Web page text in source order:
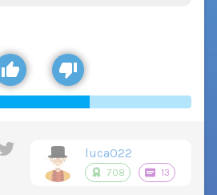
luca022
708 13